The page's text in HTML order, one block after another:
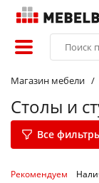
Магазин мебели
Столы и
Все
Рекомендуем